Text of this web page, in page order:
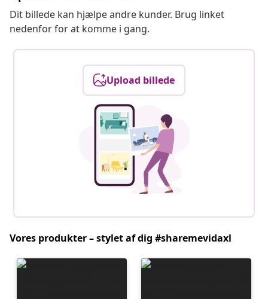
Dit billede kan hjælpe andre kunder. Brug linket
nedenfor for at komme i gang.
Upload billede
Vores produkter – stylet af dig #sharemevidaxl